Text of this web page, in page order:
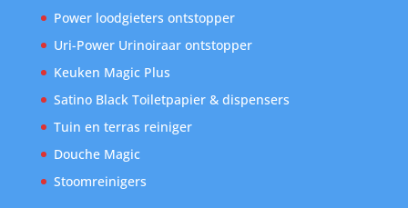
Power loodgieters ontstopper
Uri-Power Urinoiraar ontstopper
Keuken Magic Plus
Satino Black Toiletpapier & dispensers
Tuin en terras reiniger
Douche Magic
Stoomreinigers